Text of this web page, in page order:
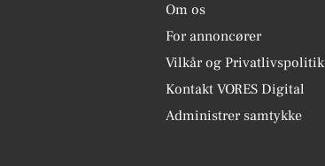
Om os
For annoncører
Vilkår og Privatlivspolitik
Kontakt VORES Digital
Administrer samtykke